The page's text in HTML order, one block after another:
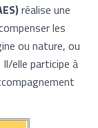
réalise une
les
ou nature, ou
elle participe à